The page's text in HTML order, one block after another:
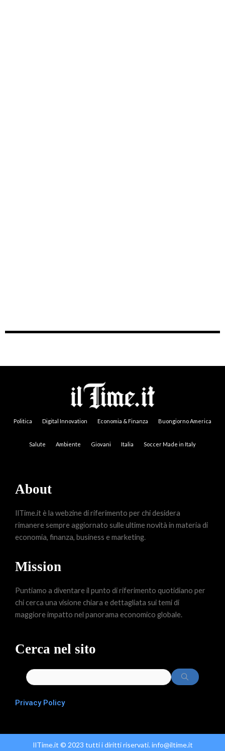
Politica Digital Innovation Economia & Finanza Buongiorno America
Salute Ambiente Giovani Italia Soccer Made in Italy
About
IlTime.it è la webzine di riferimento per chi desidera
rimanere sempre aggiornato sulle ultime novità in materia di
economia, finanza, business e marketing.
Mission
Puntiamo a diventare il punto di riferimento quotidiano per
chi cerca una visione chiara e dettagliata sui temi di
maggiore impatto nel panorama economico globale.
Cerca nel sito
Privacy Policy
IlTime.it © 2023 tutti i diritti riservati. info@iltime.it